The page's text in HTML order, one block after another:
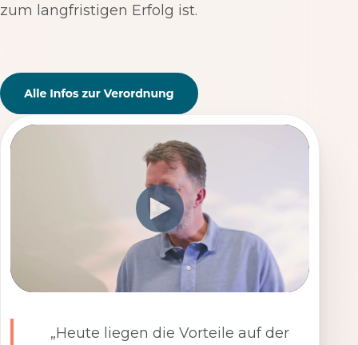
zum langfristigen Erfolg ist.
„Heute liegen die Vorteile auf der